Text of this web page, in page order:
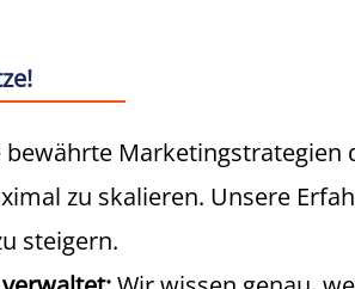
bewährte Marketingstrategien
zu skalieren. Unsere
steigern.